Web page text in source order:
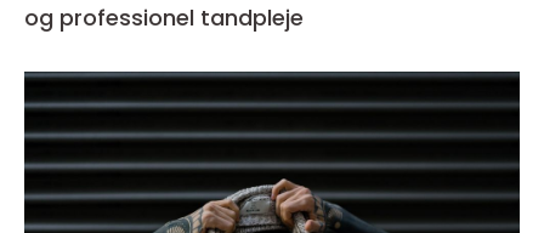
og professionel tandpleje